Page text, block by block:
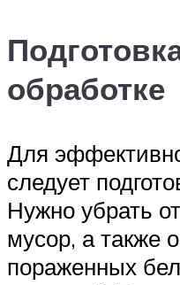
обработке
Для
следует
Нужно убрать
мусор, а также
пораженных